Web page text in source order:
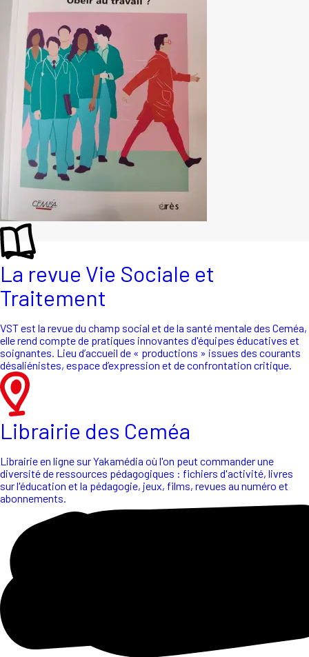
La revue Vie Sociale et
Traitement
VST est la revue du champ social et de la santé mentale des Ceméa,
elle rend compte de pratiques innovantes d'équipes éducatives et
soignantes. Lieu d’accueil de « productions » issues des courants
désaliénistes, espace d’expression et de confrontation critique.
Librairie des Ceméa
Librairie en ligne sur Yakamédia où l'on peut commander une
diversité de ressources pédagogiques : fichiers d'activité, livres
sur l'éducation et la pédagogie, jeux, films, revues au numéro et
abonnements.